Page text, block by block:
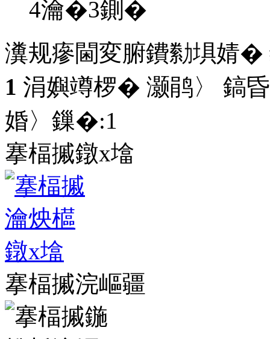
4瀹�3鍘�
瀵规瘮閫変腑鐨勬埧婧�
1 涓嬩竴椤� 灏鹃〉 鎬
婚〉鏁�:1
搴楅摵鐓х墖
搴楅摵浣嶇疆